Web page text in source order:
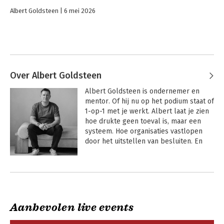
Albert Goldsteen 6 mei 2026
Over Albert Goldsteen
Albert Goldsteen is ondernemer en
mentor. Of hij nu op het podium staat of
1-op-1 met je werkt. Albert laat je zien
hoe drukte geen toeval is, maar een
systeem. Hoe organisaties vastlopen
door het uitstellen van besluiten. En
hebben gemaakt.
Door terug te brengen wat werkt:
scherp kijken, benoemen wat er echt
speelt en keuzes maken die richting
Andere boeken door Albert
Aanbevolen live events